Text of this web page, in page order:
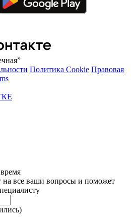
Политика Cookie Правовая
на все ваши вопросы и поможет